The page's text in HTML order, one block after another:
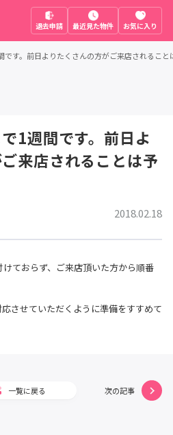
退去申請 最近見た物件 お気に入り
です。前日よりたくさんの方がご来店されること
1週間です。前日よ
来店されることは予
2018.02.18
ておらず、ご来店頂いた方から順番
させていただくように準備をすすめて
一覧に戻る 次の記事